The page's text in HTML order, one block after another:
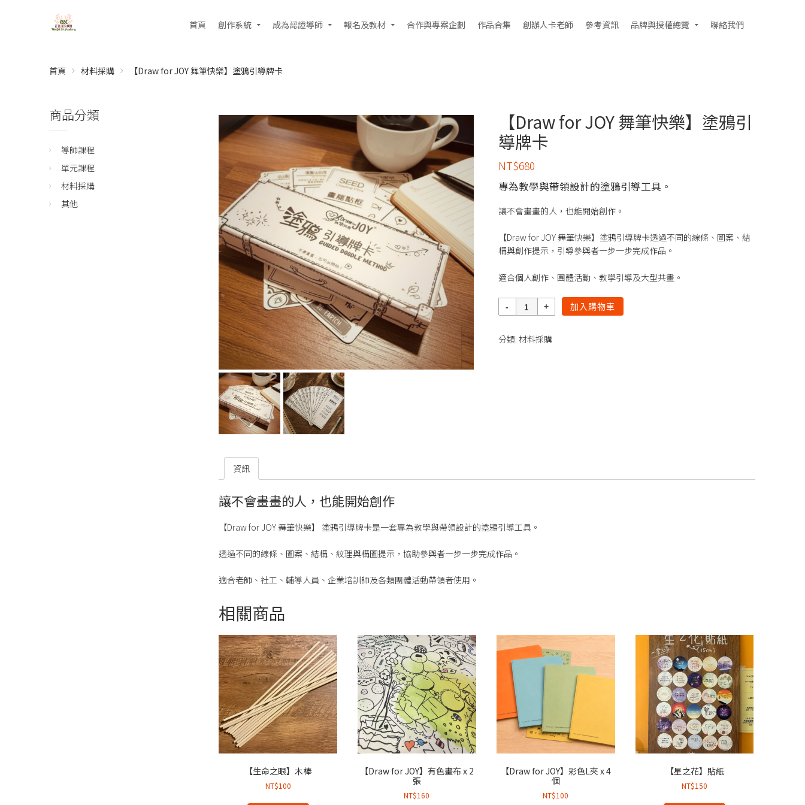
首頁 創作系統 成為認證導師 報名及教材 合作與專案企劃 作品合集 創辦人卡老師 參考資訊 品牌與授權總覽 聯絡我們
首頁 材料採購 【Draw for JOY 舞筆快樂】塗鴉引導牌卡
【Draw for JOY 舞筆快樂】塗鴉引
導牌卡
NT$680
專為教學與帶領設計的塗鴉引導工具。
讓不會畫畫的人，也能開始創作。
【Draw for JOY 舞筆快樂】塗鴉引導牌卡透過不同的線條、圖案、結
構與創作提示，引導參與者一步一步完成作品。
適合個人創作、團體活動、教學引導及大型共畫。
量
加入購物車
分類: 材料採購
資訊
讓不會畫畫的人，也能開始創作
【Draw for JOY 舞筆快樂】 塗鴉引導牌卡是一套專為教學與帶領設計的塗鴉引導工具。
透過不同的線條、圖案、結構、紋理與構圖提示，協助參與者一步一步完成作品。
適合老師、社工、輔導人員、企業培訓師及各類團體活動帶領者使用。
相關商品
【生命之眼】木棒
NT$100
【Draw for JOY】有色畫布 x 2
張
NT$160
【Draw for JOY】彩色L夾 x 4
個
NT$100
【星之花】貼紙
NT$150
商品分類
導師課程
單元課程
材料採購
其他